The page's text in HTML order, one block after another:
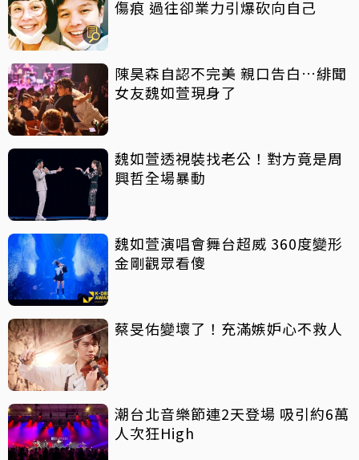
傷痕 過往卻業力引爆砍向自己
陳昊森自認不完美 親口告白…緋聞
女友魏如萱現身了
魏如萱透視裝找老公！對方竟是周
興哲全場暴動
魏如萱演唱會舞台超威 360度變形
金剛觀眾看傻
蔡旻佑變壞了！充滿嫉妒心不救人
潮台北音樂節連2天登場 吸引約6萬
人次狂High